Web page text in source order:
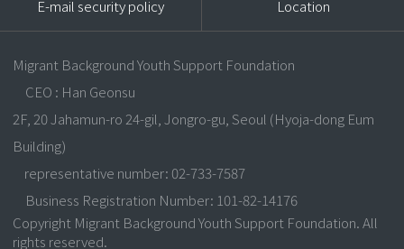
E-mail security policy Location
Migrant Background Youth Support Foundation
CEO : Han Geonsu
2F, 20 Jahamun-ro 24-gil, Jongro-gu, Seoul (Hyoja-dong Eum
Building)
representative number: 02-733-7587
Business Registration Number: 101-82-14176
Copyright Migrant Background Youth Support Foundation. All
rights reserved.